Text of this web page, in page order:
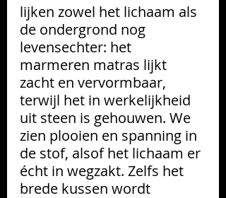
lijken zowel het lichaam als
de ondergrond nog
levensechter: het
marmeren matras lijkt
zacht en vervormbaar,
terwijl het in werkelijkheid
uit steen is gehouwen. We
zien plooien en spanning in
de stof, alsof het lichaam er
écht in wegzakt. Zelfs het
brede kussen wordt